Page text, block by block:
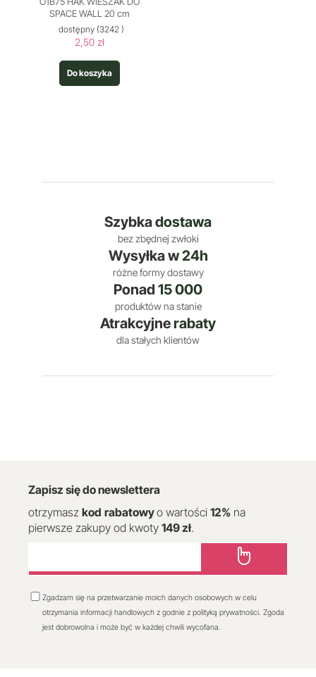
SPACE WALL 20 cm
dostępny (3242 )
2,50 zł
Do koszyka
Szybkadostawa
bez zbędnej zwłoki
Wysyłka w24h
różne formy dostawy
Ponad 15 000
produktów na stanie
Atrakcyjnerabaty
dla stałych klientów
Zapisz się do newslettera
otrzymasz kod rabatowyo wartości 12% na
pierwsze zakupy od kwoty 149 zł.
Zgadzam się na przetwarzanie moich danych osobowych w celu
otrzymania informacji handlowych z godnie z polityką prywatności. Zgoda
jest dobrowolna i może być w każdej chwili wycofana.